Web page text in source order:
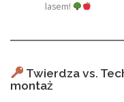
lasem!
Twierdza vs.
montaż